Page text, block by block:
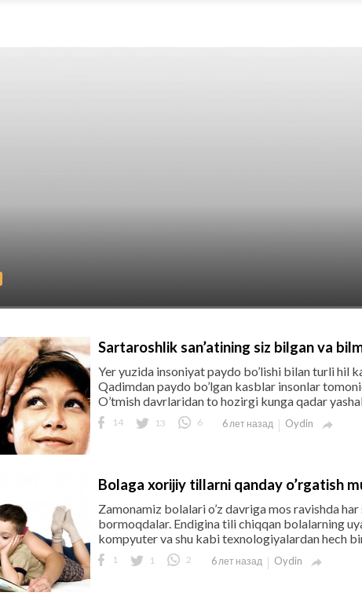
Sartaroshlik san’atining siz bilgan va
Yer yuzida insoniyat paydo bo’lishi bilan turli hil
Qadimdan paydo bo’lgan kasblar insonlar
O’tmish davrlaridan to hozirgi kunga qadar
14 13 6 6 лет назад Oydin 
Bolaga xorijiy tillarni qanday o’rgatish
Zamonamiz bolalari o’z davriga mos ravishda
bormoqdalar. Endigina tili chiqqan bolalarning
kompyuter va shu kabi texnologiyalardan hech
1 1 2 6 лет назад Oydin 